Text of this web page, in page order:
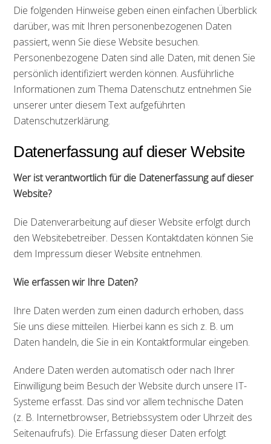
Die folgenden Hinweise geben einen einfachen Überblick
darüber, was mit Ihren personenbezogenen Daten
passiert, wenn Sie diese Website besuchen.
Personenbezogene Daten sind alle Daten, mit denen Sie
persönlich identifiziert werden können. Ausführliche
Informationen zum Thema Datenschutz entnehmen Sie
unserer unter diesem Text aufgeführten
Datenschutzerklärung.
Datenerfassung auf dieser Website
Wer ist verantwortlich für die Datenerfassung auf dieser
Website?
Die Datenverarbeitung auf dieser Website erfolgt durch
den Websitebetreiber. Dessen Kontaktdaten können Sie
dem Impressum dieser Website entnehmen.
Wie erfassen wir Ihre Daten?
Ihre Daten werden zum einen dadurch erhoben, dass
Sie uns diese mitteilen. Hierbei kann es sich z. B. um
Daten handeln, die Sie in ein Kontaktformular eingeben.
Andere Daten werden automatisch oder nach Ihrer
Einwilligung beim Besuch der Website durch unsere IT-
Systeme erfasst. Das sind vor allem technische Daten
(z. B. Internetbrowser, Betriebssystem oder Uhrzeit des
Seitenaufrufs). Die Erfassung dieser Daten erfolgt